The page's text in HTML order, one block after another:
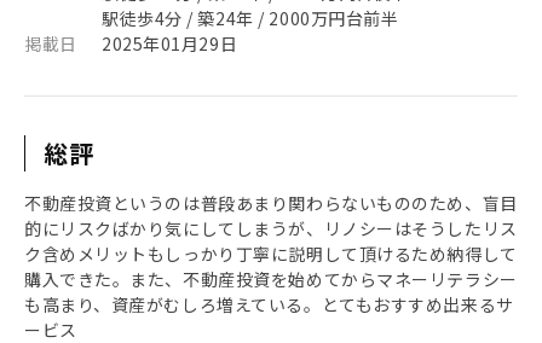
駅徒歩4分 / 築24年 / 2000万円台前半
掲載日
2025年01月29日
総評
不動産投資というのは普段あまり関わらないもののため、盲目
的にリスクばかり気にしてしまうが、リノシーはそうしたリス
ク含めメリットもしっかり丁寧に説明して頂けるため納得して
購入できた。また、不動産投資を始めてからマネーリテラシー
も高まり、資産がむしろ増えている。とてもおすすめ出来るサ
ービス